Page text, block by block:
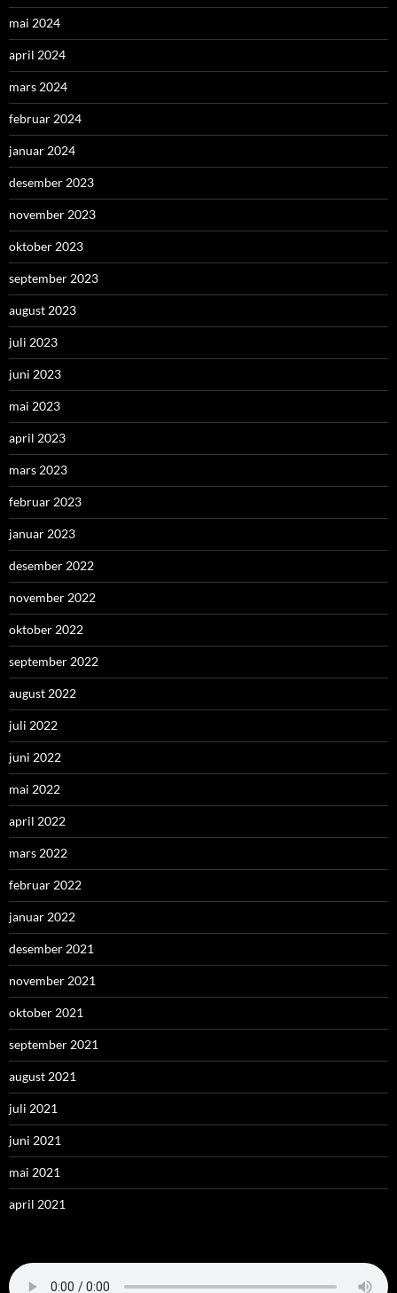
mai 2024
april 2024
mars 2024
februar 2024
januar 2024
desember 2023
november 2023
oktober 2023
september 2023
august 2023
juli 2023
juni 2023
mai 2023
april 2023
mars 2023
februar 2023
januar 2023
desember 2022
november 2022
oktober 2022
september 2022
august 2022
juli 2022
juni 2022
mai 2022
april 2022
mars 2022
februar 2022
januar 2022
desember 2021
november 2021
oktober 2021
september 2021
august 2021
juli 2021
juni 2021
mai 2021
april 2021